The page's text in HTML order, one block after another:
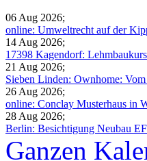
06 Aug 2026;
online: Umweltrecht auf der
14 Aug 2026;
17398 Kagendorf: Lehmbaukurs
21 Aug 2026;
Sieben Linden: Ownhome:
26 Aug 2026;
online: Conclay Musterhaus in
28 Aug 2026;
Berlin: Besichtigung Neubau
Ganzen